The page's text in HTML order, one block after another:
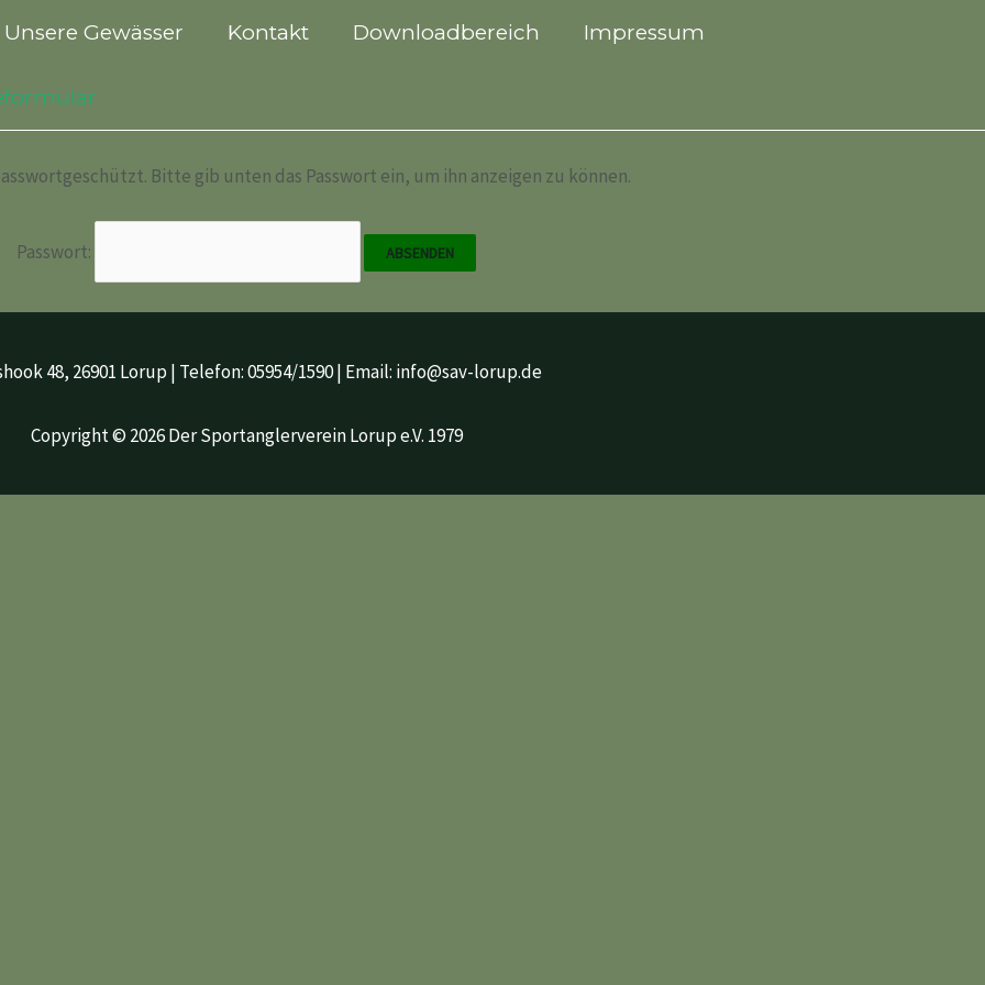
Unsere Gewässer Kontakt Downloadbereich Impressum
Bitte gib unten das Passwort ein, um ihn anzeigen zu können.
Passwort:
48, 26901 Lorup | Telefon: 05954/1590 | Email: info@sav-lorup.de
Copyright © 2026 Der Sportanglerverein Lorup e.V. 1979